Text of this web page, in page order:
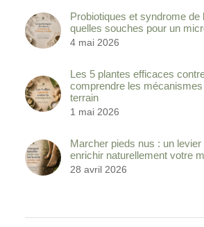
Probiotiques et syndrome de
quelles souches pour un
4 mai 2026
Les 5 plantes efficaces
comprendre les
terrain
1 mai 2026
Marcher pieds nus : un levier
enrichir naturellement votre
28 avril 2026